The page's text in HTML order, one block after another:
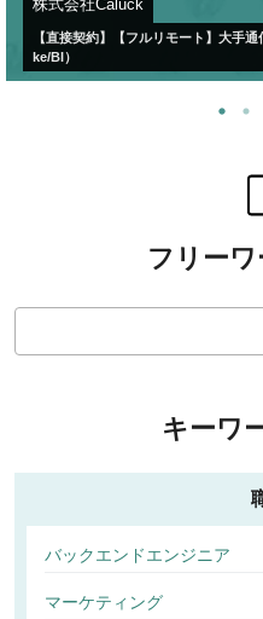
株式会社Caluck
【直接契約】【フルリモート】大手
ke/BI）
フリー
キーワ
バックエンドエンジニア
マーケティング